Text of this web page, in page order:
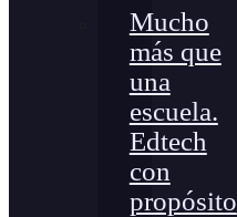
Mucho
más que
una
escuela.
Edtech
con
propósito